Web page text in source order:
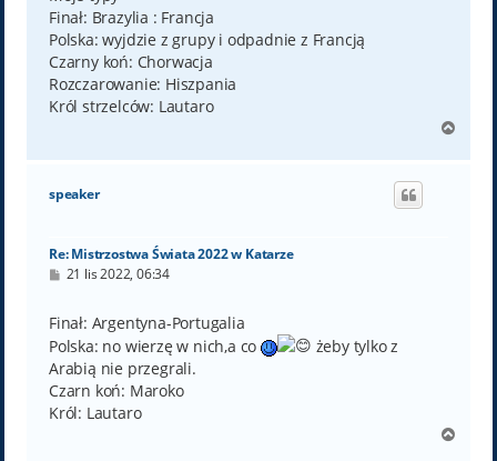
Finał: Brazylia : Francja
Polska: wyjdzie z grupy i odpadnie z Francją
Czarny koń: Chorwacja
Rozczarowanie: Hiszpania
Król strzelców: Lautaro
g
speaker
Re: Mistrzostwa Świata 2022 w Katarze
P
t
21 lis 2022, 06:34
Finał: Argentyna-Portugalia
Polska: no wierzę w nich,a co
żeby tylko z
Arabią nie przegrali.
Czarn koń: Maroko
Król: Lautaro